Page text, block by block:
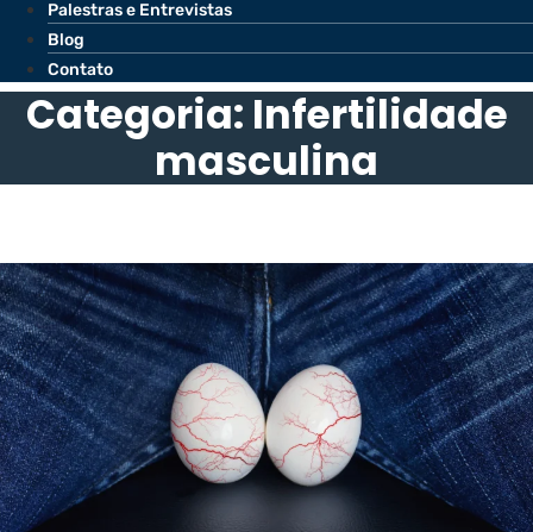
Palestras e Entrevistas
Blog
Contato
Categoria: Infertilidade
masculina